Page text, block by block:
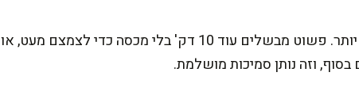
כן, לגמרי. אני עושה את זה הרבה כשאני רוצה מרק פרווה או קליל יותר. פשוט מבשלים עוד 10 דק' בלי מכסה כדי לצמצם מעט, או